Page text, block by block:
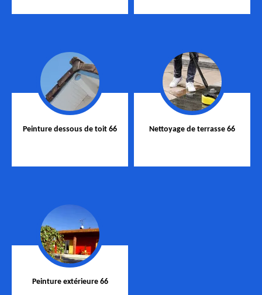
Peinture dessous de toit 66 Nettoyage de terrasse 66
Peinture extérieure 66